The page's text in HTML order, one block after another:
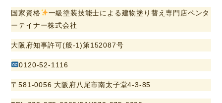
国家資格
一級塗装技能士による建物塗り替え専門店ペンタ
ーテイナー株式会社
大阪府知事許可(般-1)第152087号
0120-52-1116
〒581-0056 大阪府八尾市南太子堂4-3-85